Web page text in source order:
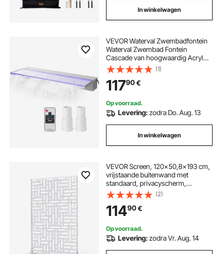
In winkelwagen
VEVOR Waterval Zwembadfontein
Waterval Zwembad Fontein
Cascade van hoogwaardig Acryl
Waterval Overlaat Zwembad Tuin
220V Outdoor Waterval Zwembad
Fontein met een LEDLichtstrip en
een Afstandsbediening
(1)
11790€
Op voorraad.
Levering:zodra Do. Aug. 13
In winkelwagen
VEVOR Screen, 120x50,8x193 cm,
vrijstaande buitenwand met
standaard, privacyscherm,
scheidingswand, kamerverdeler,
decoratieve stalen kamerverdeler
voor balkon, terras, binnen,
whirlpool, wit
(2)
11490€
Op voorraad.
Levering:zodra Vr. Aug. 14